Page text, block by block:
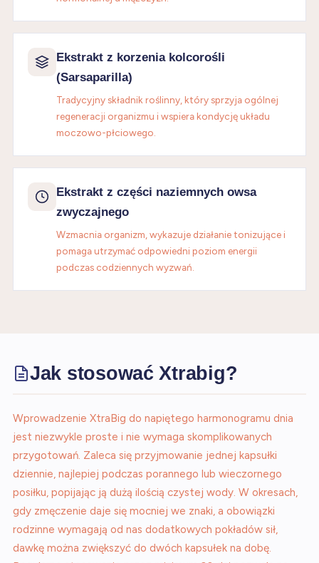
Ekstrakt z korzenia kolcorośli
(Sarsaparilla)
Tradycyjny składnik roślinny, który sprzyja ogólnej
regeneracji organizmu i wspiera kondycję układu
moczowo-płciowego.
Ekstrakt z części naziemnych owsa
zwyczajnego
Wzmacnia organizm, wykazuje działanie tonizujące i
pomaga utrzymać odpowiedni poziom energii
podczas codziennych wyzwań.
Jak stosować Xtrabig?
Wprowadzenie XtraBig do napiętego harmonogramu dnia
jest niezwykle proste i nie wymaga skomplikowanych
przygotowań. Zaleca się przyjmowanie jednej kapsułki
dziennie, najlepiej podczas porannego lub wieczornego
posiłku, popijając ją dużą ilością czystej wody. W okresach,
gdy zmęczenie daje się mocniej we znaki, a obowiązki
rodzinne wymagają od nas dodatkowych pokładów sił,
dawkę można zwiększyć do dwóch kapsułek na dobę.